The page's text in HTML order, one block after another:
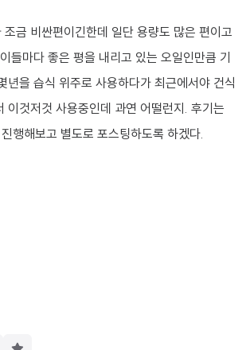
조금 비싼편이긴한데 일단 용량도 많은 편이고
들마다 좋은 평을 내리고 있는 오일인만큼 기
년을 습식 위주로 사용하다가 최근에서야 건식
이것저것 사용중인데 과연 어떨런지. 후기는
행해보고 별도로 포스팅하도록 하겠다.